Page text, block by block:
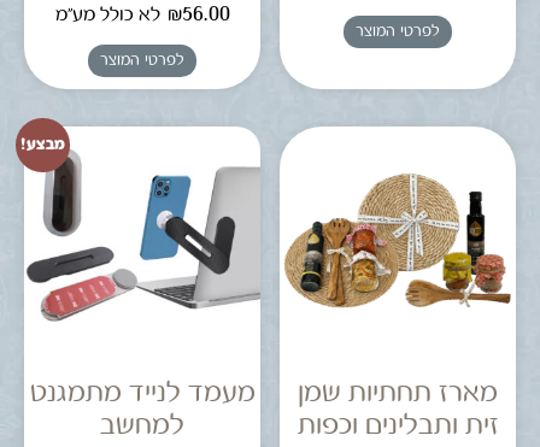
לפרטי המוצר
₪56.00 לא כולל מע"מ
לפרטי המוצר
מארז תחתיות שמן
זית ותבלינים וכפות
מבצע!
מעמד לנייד מתמגנט
למחשב